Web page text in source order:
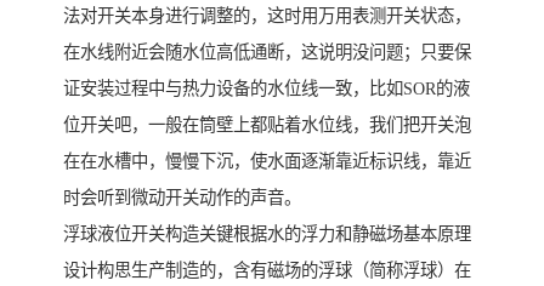
法对开关本身进行调整的，这时用万用表测开关状态，
在水线附近会随水位高低通断，这说明没问题；只要保
证安装过程中与热力设备的水位线一致，比如SOR的液
位开关吧，一般在筒壁上都贴着水位线，我们把开关泡
在在水槽中，慢慢下沉，使水面逐渐靠近标识线，靠近
时会听到微动开关动作的声音。
浮球液位开关构造关键根据水的浮力和静磁场基本原理
设计构思生产制造的，含有磁场的浮球（简称浮球）在